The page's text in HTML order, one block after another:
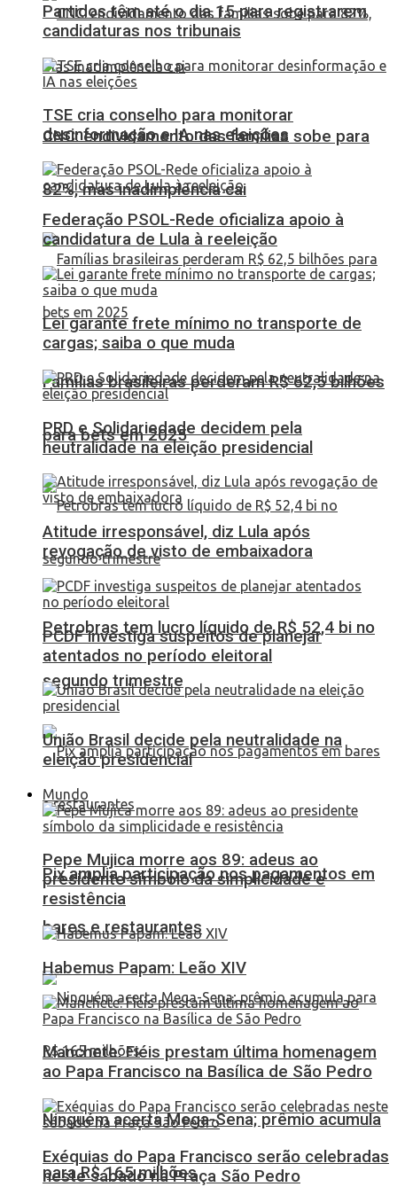
CNC: endividamento das famílias sobe para
82%, mas inadimplência cai
Famílias brasileiras perderam R$ 62,5 bilhões
para bets em 2025
Petrobras tem lucro líquido de R$ 52,4 bi no
segundo trimestre
Pix amplia participação nos pagamentos em
bares e restaurantes
Ninguém acerta Mega-Sena; prêmio acumula
para R$ 165 milhões
Partidos têm até o dia 15 para registrarem
candidaturas nos tribunais
TSE cria conselho para monitorar
desinformação e IA nas eleições
Federação PSOL-Rede oficializa apoio à
candidatura de Lula à reeleição
Lei garante frete mínimo no transporte de
cargas; saiba o que muda
PRD e Solidariedade decidem pela
neutralidade na eleição presidencial
Atitude irresponsável, diz Lula após
revogação de visto de embaixadora
PCDF investiga suspeitos de planejar
atentados no período eleitoral
União Brasil decide pela neutralidade na
eleição presidencial
Mundo
Pepe Mujica morre aos 89: adeus ao
presidente símbolo da simplicidade e
resistência
Habemus Papam: Leão XIV
Manchete: Fiéis prestam última homenagem
ao Papa Francisco na Basílica de São Pedro
Exéquias do Papa Francisco serão celebradas
neste sábado na Praça São Pedro